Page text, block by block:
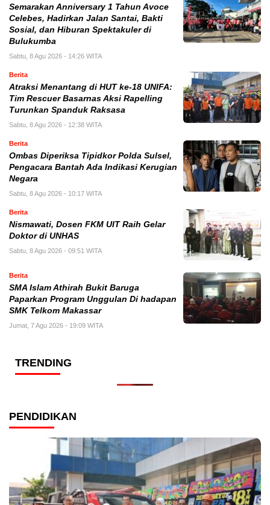
Semarakan Anniversary 1 Tahun Avoce
Celebes, Hadirkan Jalan Santai, Bakti
Sosial, dan Hiburan Spektakuler di
Bulukumba
Sabtu, 8 Agu 2026 - 14:26 WITA
Berita
Atraksi Menantang di HUT ke-18 UNIFA:
Tim Rescuer Basarnas Aksi Rapelling
Turunkan Spanduk Raksasa
Sabtu, 8 Agu 2026 - 12:38 WITA
Berita
Ombas Diperiksa Tipidkor Polda Sulsel,
Pengacara Bantah Ada Indikasi Kerugian
Negara
Sabtu, 8 Agu 2026 - 10:17 WITA
Berita
Nismawati, Dosen FKM UIT Raih Gelar
Doktor di UNHAS
Sabtu, 8 Agu 2026 - 09:51 WITA
Berita
SMA Islam Athirah Bukit Baruga
Paparkan Program Unggulan Di hadapan
SMK Telkom Makassar
Jumat, 7 Agu 2026 - 19:09 WITA
TRENDING
PENDIDIKAN